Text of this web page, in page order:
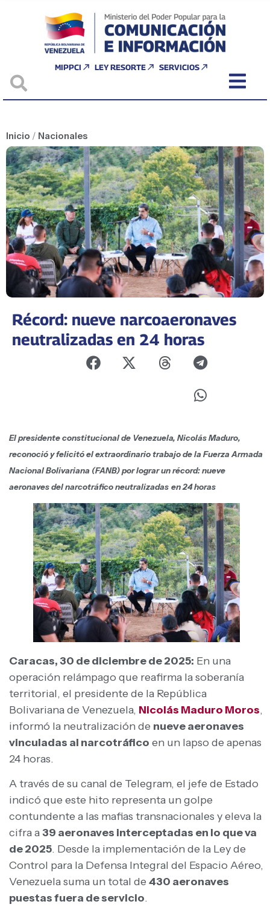
MIPPCI LEY RESORTE SERVICIOS
Inicio / Nacionales
Récord: nueve narcoaeronaves
neutralizadas en 24 horas
El presidente constitucional de Venezuela, Nicolás Maduro,
reconoció y felicitó el extraordinario trabajo de la Fuerza Armada
Nacional Bolivariana (FANB) por lograr un récord: nueve
aeronaves del narcotráfico neutralizadas en 24 horas
Caracas, 30 de diciembre de 2025: En una
operación relámpago que reafirma la soberanía
territorial, el presidente de la República
Bolivariana de Venezuela, Nicolás Maduro Moros,
informó la neutralización de nueve aeronaves
vinculadas al narcotráfico en un lapso de apenas
24 horas.
A través de su canal de Telegram, el jefe de Estado
indicó que este hito representa un golpe
contundente a las mafias transnacionales y eleva la
cifra a39 aeronaves interceptadas en lo que va
de 2025. Desde la implementación de la Ley de
Control para la Defensa Integral del Espacio Aéreo,
Venezuela suma un total de 430 aeronaves
puestas fuera de servicio.